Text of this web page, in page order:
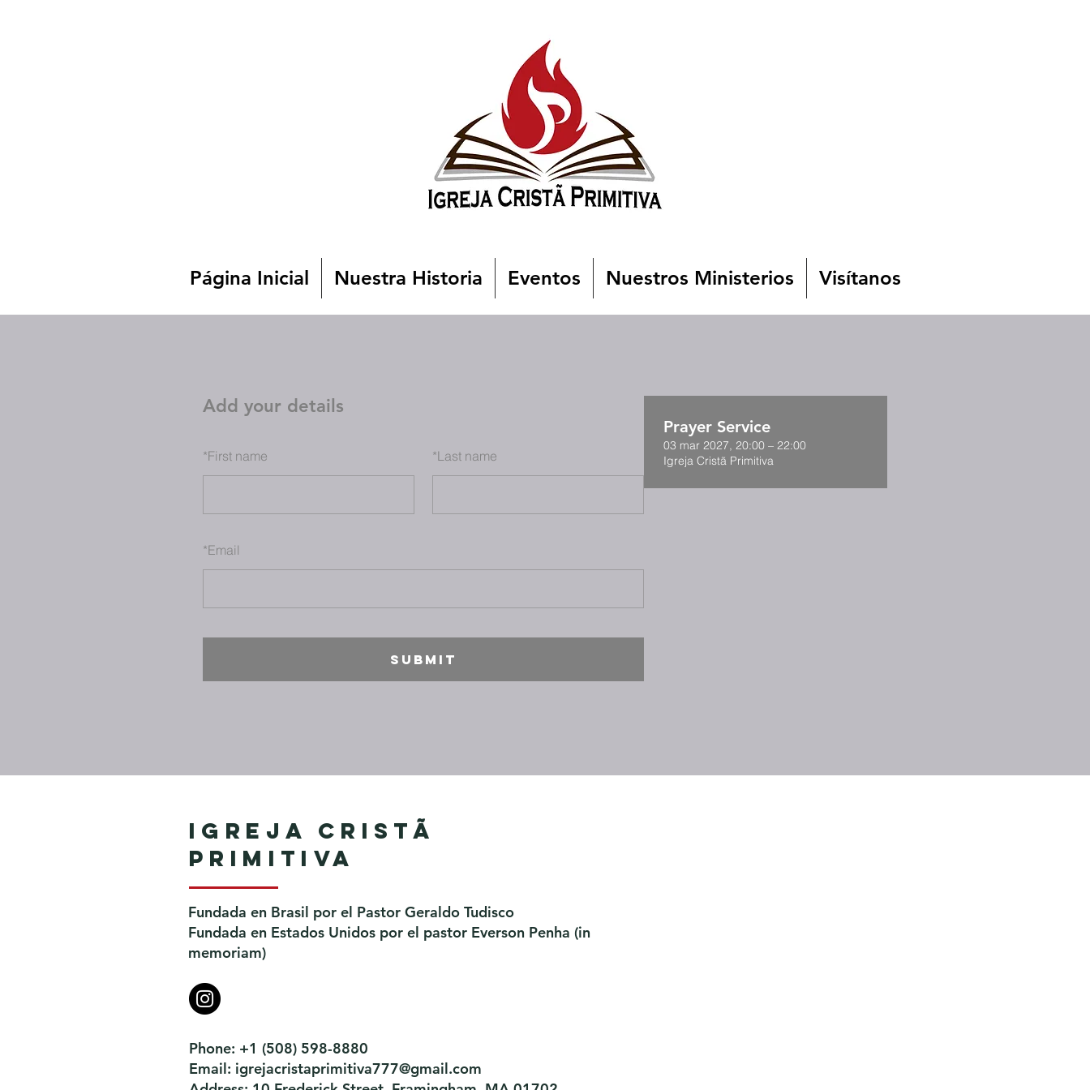
Página Inicial Nuestra Historia Eventos Nuestros Ministerios Visítanos
Add your details
*First name *Last name
*Email
SUBMIT
Prayer Service
03 mar 2027, 20:00 – 22:00
Igreja Cristã Primitiva
Igreja Cristã
Primitiva
Fundada en Brasil por el Pastor Geraldo Tudisco
Fundada en Estados Unidos por el pastor Everson Penha ​(in
memoriam)
Phone: +1 (508) 598-8880
Email: igrejacristaprimitiva777@gmail.com